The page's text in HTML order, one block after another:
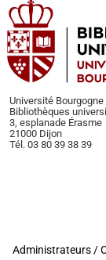
Université Bourgogne
Bibliothèques
3, esplanade Érasme
21000 Dijon
Tél. 03 80 39 38 39
Administrateurs /